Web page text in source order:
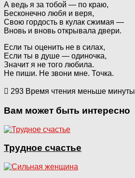
А ведь я за тобой — по краю,
Бесконечно любя и веря,
Свою гордость в кулак сжимая —
Вновь и вновь открывала двери.
Если ты оценить не в силах,
Если ты в душе — одиночка,
Значит я не того любила.
Не пиши. Не звони мне. Точка.
293 Время чтения меньше минуты
Вам может быть интересно
Трудное счастье